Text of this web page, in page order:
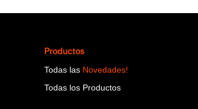
Productos
Todas las Novedades!
Todas los Productos